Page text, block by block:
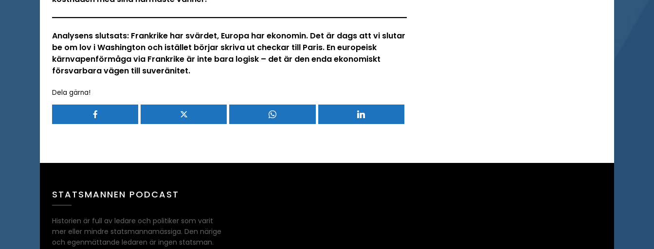
Analysens slutsats: Frankrike har svärdet, Europa har ekonomin. Det är dags att vi slutar
be om lov i Washington och istället börjar skriva ut checkar till Paris. En europeisk
kärnvapenförmåga via Frankrike är inte bara logisk – det är den enda ekonomiskt
försvarbara vägen till suveränitet.
Dela gärna!
STATSMANNEN PODCAST
Historien är full av ledare och politiker som varit
mer eller mindre statsmannamässiga. Den närige
och egenmättande ledaren är ingen statsman.